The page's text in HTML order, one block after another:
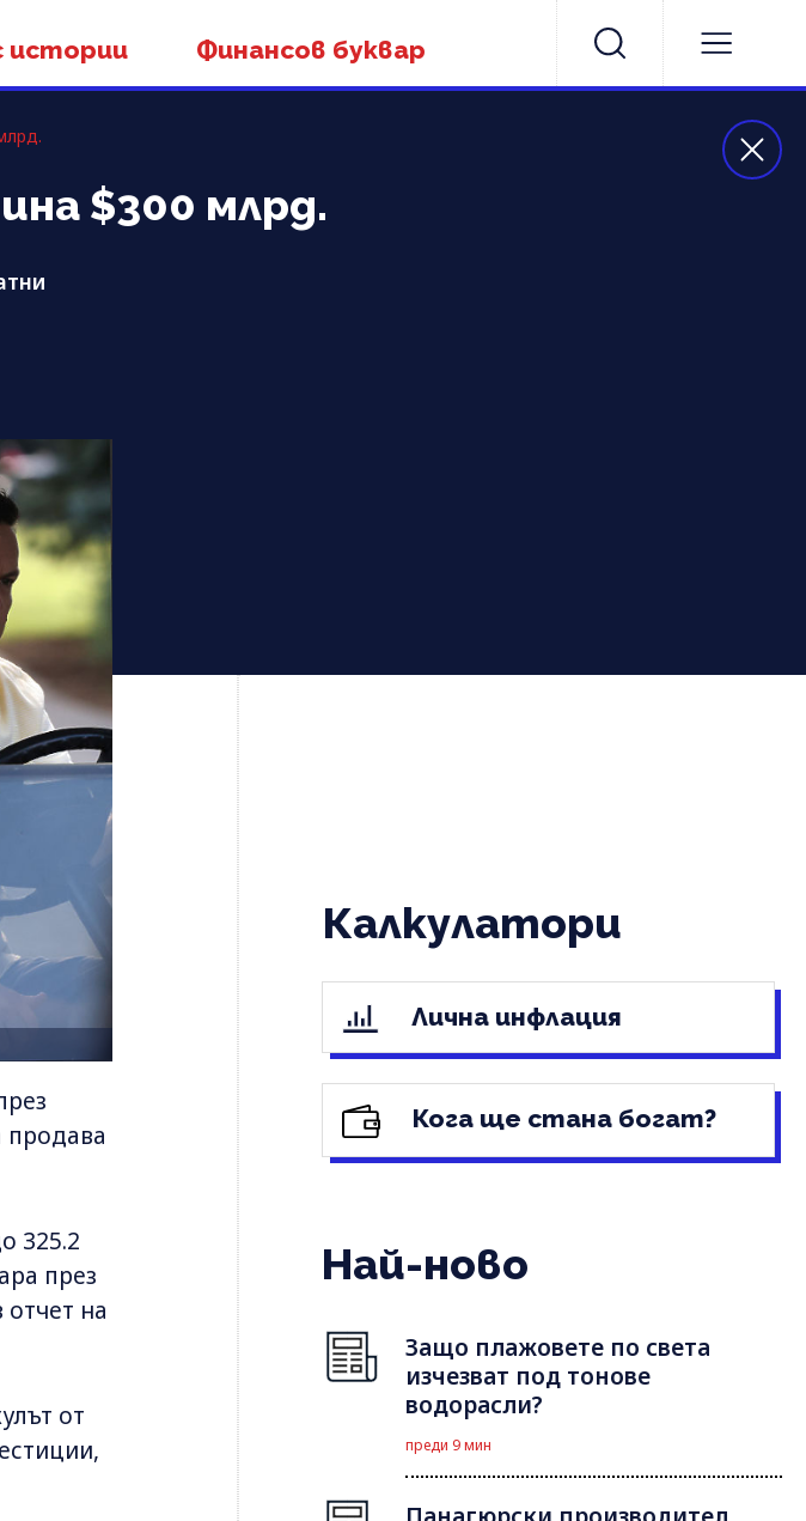
истории Финансов буквар
$300 млрд.
продава
325.2
през
на
от
Калкулатори
Лична инфлация
Кога ще стана богат?
Най-ново
Защо плажовете по света
изчезват под тонове
водорасли?
преди 9 мин